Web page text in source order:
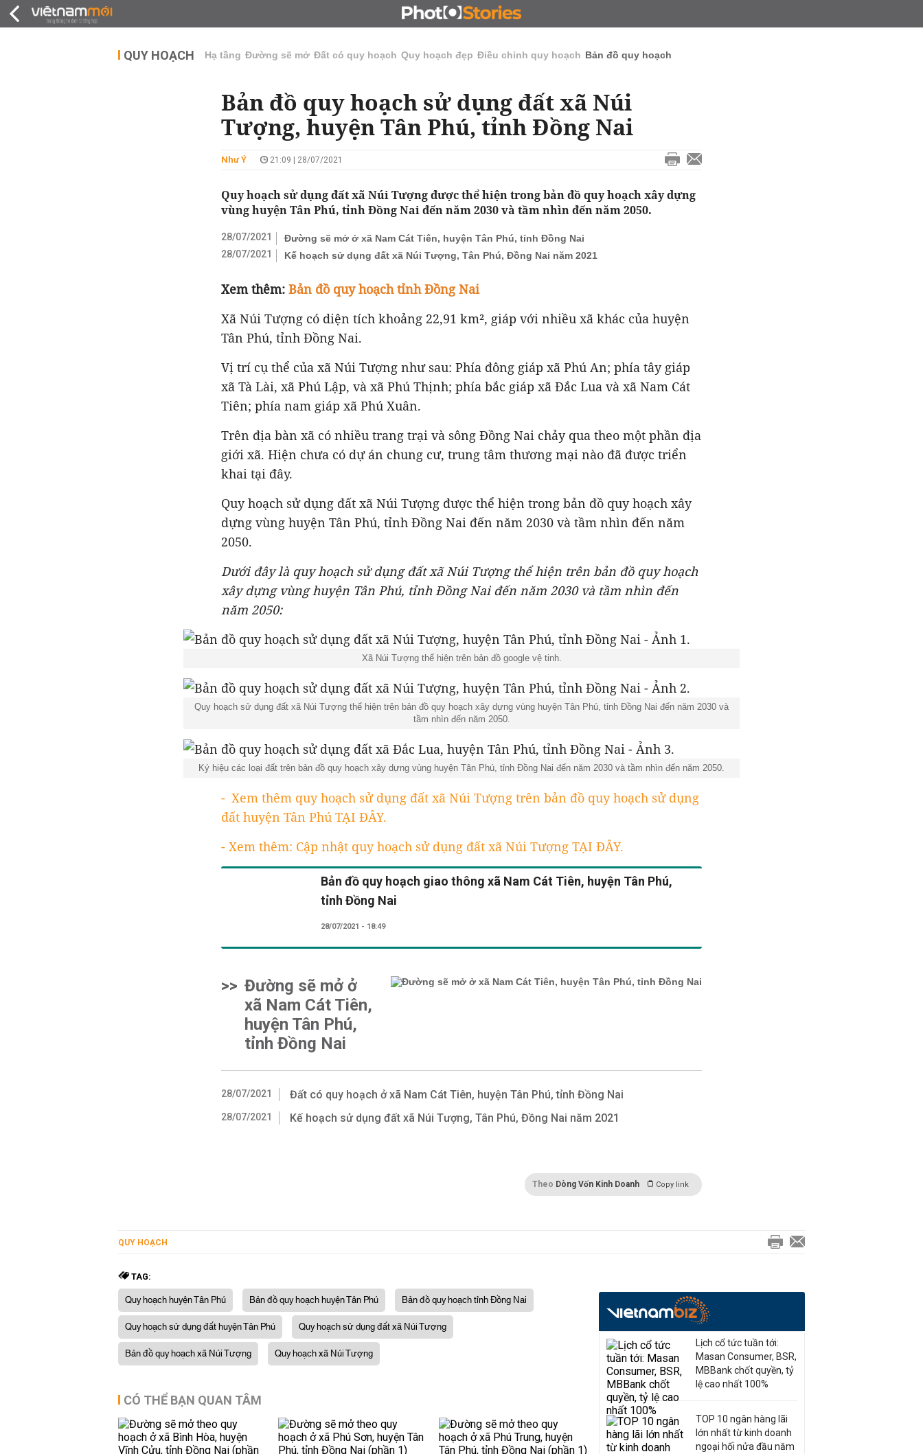
ĐẤU GIÁ - ĐẤU THẦU KINH DOANH
QUY HOẠCH Hạ tầng Đường sẽ mở Đất có quy hoạch Quy hoạch đẹp Điều chỉnh quy hoạch Bản đồ quy hoạch
Bản đồ quy hoạch sử dụng đất xã Núi
Tượng, huyện Tân Phú, tỉnh Đồng Nai
Như Ý 21:09 | 28/07/2021
Quy hoạch sử dụng đất xã Núi Tượng được thể hiện trong bản đồ quy hoạch xây dựng
vùng huyện Tân Phú, tỉnh Đồng Nai đến năm 2030 và tầm nhìn đến năm 2050.
28/07/2021
Đường sẽ mở ở xã Nam Cát Tiên, huyện Tân Phú, tỉnh Đồng Nai
28/07/2021
Kế hoạch sử dụng đất xã Núi Tượng, Tân Phú, Đồng Nai năm 2021
Xem thêm: Bản đồ quy hoạch tỉnh Đồng Nai
Xã Núi Tượng có diện tích khoảng 22,91 km², giáp với nhiều xã khác của huyện
Tân Phú, tỉnh Đồng Nai.
Vị trí cụ thể của xã Núi Tượng như sau: Phía đông giáp xã Phú An; phía tây giáp
xã Tà Lài, xã Phú Lập, và xã Phú Thịnh; phía bắc giáp xã Đắc Lua và xã Nam Cát
Tiên; phía nam giáp xã Phú Xuân.
Trên địa bàn xã có nhiều trang trại và sông Đồng Nai chảy qua theo một phần địa
giới xã. Hiện chưa có dự án chung cư, trung tâm thương mại nào đã được triển
khai tại đây.
Quy hoạch sử dụng đất xã Núi Tượng được thể hiện trong bản đồ quy hoạch xây
dựng vùng huyện Tân Phú, tỉnh Đồng Nai đến năm 2030 và tầm nhìn đến năm
2050.
Dưới đây là quy hoạch sử dụng đất xã Núi Tượng thể hiện trên bản đồ quy hoạch
xây dựng vùng huyện Tân Phú, tỉnh Đồng Nai đến năm 2030 và tầm nhìn đến
năm 2050:
Xã Núi Tượng thể hiện trên bản đồ google vệ tinh.
Quy hoạch sử dụng đất xã Núi Tượng thể hiện trên bản đồ quy hoạch xây dựng vùng huyện Tân Phú, tỉnh Đồng Nai đến năm 2030 và
tầm nhìn đến năm 2050.
Ký hiệu các loại đất trên bản đồ quy hoạch xây dựng vùng huyện Tân Phú, tỉnh Đồng Nai đến năm 2030 và tầm nhìn đến năm 2050.
- Xem thêm quy hoạch sử dụng đất xã Núi Tượng trên bản đồ quy hoạch sử dụng
đất huyện Tân Phú TẠI ĐÂY.
- Xem thêm: Cập nhật quy hoạch sử dụng đất xã Núi Tượng TẠI ĐÂY.
Bản đồ quy hoạch giao thông xã Nam Cát Tiên, huyện Tân Phú,
tỉnh Đồng Nai
28/07/2021 - 18:49
>> Đường sẽ mở ở
xã Nam Cát Tiên,
huyện Tân Phú,
tỉnh Đồng Nai
28/07/2021 Đất có quy hoạch ở xã Nam Cát Tiên, huyện Tân Phú, tỉnh Đồng Nai
28/07/2021 Kế hoạch sử dụng đất xã Núi Tượng, Tân Phú, Đồng Nai năm 2021
Theo Dòng Vốn Kinh Doanh Copy link
QUY HOẠCH
TAG:
Quy hoạch huyện Tân Phú Bản đồ quy hoạch huyện Tân Phú
Bản đồ quy hoạch tỉnh Đồng Nai
Quy hoạch sử dụng đất huyện Tân Phú
Quy hoạch sử dụng đất xã Núi Tượng
Bản đồ quy hoạch xã Núi Tượng
Quy hoạch xã Núi Tượng
CÓ THỂ BẠN QUAN TÂM
Lịch cổ tức tuần tới:
Masan Consumer, BSR,
MBBank chốt quyền, tỷ
lệ cao nhất 100%
TOP 10 ngân hàng lãi
lớn nhất từ kinh doanh
ngoại hối nửa đầu năm